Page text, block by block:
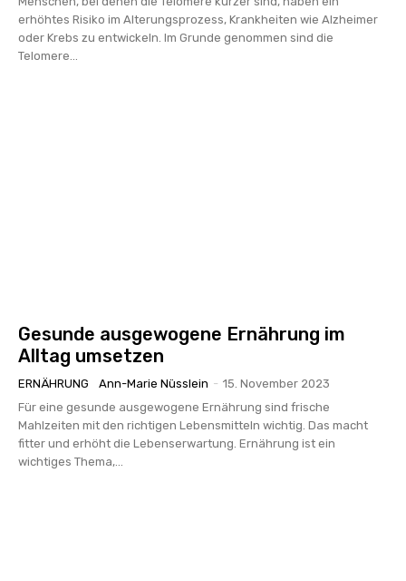
erhöhtes Risiko im Alterungsprozess, Krankheiten wie Alzheimer
oder Krebs zu entwickeln. Im Grunde genommen sind die
Telomere...
Gesunde ausgewogene Ernährung im
Alltag umsetzen
ERNÄHRUNG Ann-Marie Nüsslein - 15. November 2023
Für eine gesunde ausgewogene Ernährung sind frische
Mahlzeiten mit den richtigen Lebensmitteln wichtig. Das macht
fitter und erhöht die Lebenserwartung. Ernährung ist ein
wichtiges Thema,...